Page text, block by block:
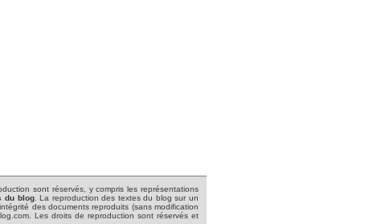
sont réservés, y compris les représentations
du blog. La reproduction des textes du blog sur un
des documents reproduits (sans modification
Les droits de reproduction sont réservés et